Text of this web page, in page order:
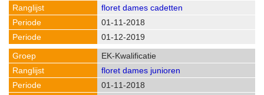
floret dames cadetten
01-11-2018
01-12-2019
EK-Kwalificatie
floret dames junioren
01-11-2018